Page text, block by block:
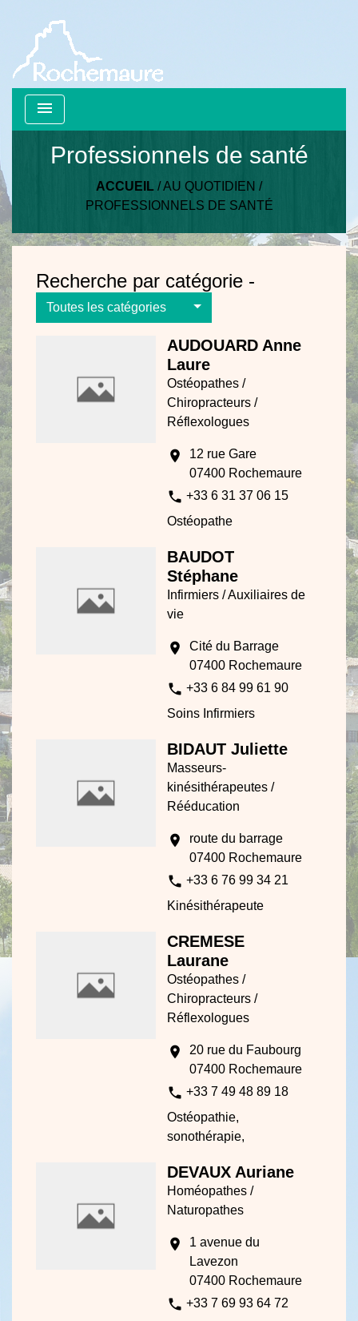
menu
Professionnels de santé
ACCUEIL /AU QUOTIDIEN /
PROFESSIONNELS DE SANTÉ
Recherche par catégorie -
Toutes les catégories
AUDOUARD Anne
Laure
Ostéopathes /
Chiropracteurs /
Réflexologues
location_on
12 rue Gare
07400 Rochemaure
phone +33 6 31 37 06 15
Ostéopathe
BAUDOT
Stéphane
Infirmiers / Auxiliaires de
vie
location_on
Cité du Barrage
07400 Rochemaure
phone +33 6 84 99 61 90
Soins Infirmiers
BIDAUT Juliette
Masseurs-
kinésithérapeutes /
Rééducation
location_on
route du barrage
07400 Rochemaure
phone +33 6 76 99 34 21
Kinésithérapeute
CREMESE
Laurane
Ostéopathes /
Chiropracteurs /
Réflexologues
location_on
20 rue du Faubourg
07400 Rochemaure
phone +33 7 49 48 89 18
Ostéopathie,
sonothérapie,
DEVAUX Auriane
Homéopathes /
Naturopathes
location_on
1 avenue du
Lavezon
07400 Rochemaure
phone +33 7 69 93 64 72